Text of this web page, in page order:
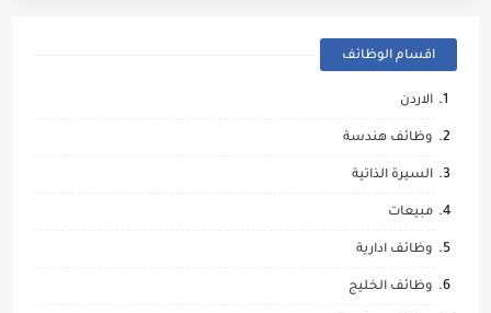
اقسام الوظائف
الاردن
وظائف هندسة
السيرة الذاتية
مبيعات
وظائف ادارية
وظائف الخليج